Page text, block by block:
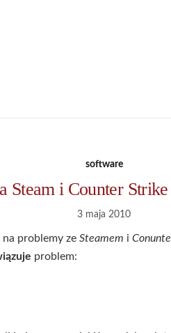
software
Steam i Counter
3 maja 2010
problemy ze Steamem i
problem: